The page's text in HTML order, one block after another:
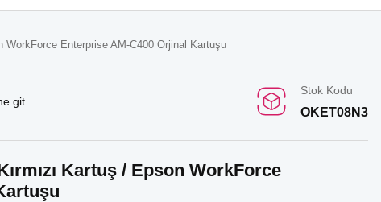
WorkForce Enterprise AM-C400 Orjinal Kartuşu
git
Stok Kodu
OKET08N3
Kartuş / Epson WorkForce